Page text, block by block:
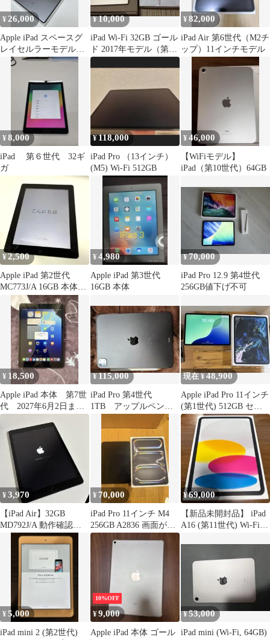
¥ 26,000
Apple iPad スペースグ
レイセルラーモデル￼➕
Apple Pencil
¥10,000
iPad Wi-Fi 32GB ゴール
ド 2017年モデル（第5
世代）
¥82,000
iPad Air 第6世代（M2チ
ップ）11インチモデル
¥8,000
iPad 第６世代 32ギ
ガ
¥118,000
iPad Pro （13インチ）
(M5) Wi-Fi 512GB
¥46,000
【WiFiモデル】
iPad（第10世代）64GB
¥2,500
Apple iPad 第2世代
MC773J/A 16GB 本体・
充電コード
¥4,980
Apple iPad 第3世代
16GB 本体
¥70,000
iPad Pro 12.9 第4世代
256GB値下げ不可
¥ 18,500
Apple iPad 本体 第7世
代 2027年6月2日まで
保証あり！
¥115,000
iPad Pro 第4世代
1TB アップルペンシ
現在 ¥48,900
Apple iPad Pro 11インチ
(第1世代) 512GB セル
ラー
¥3,970
【iPad Air】32GB
MD792J/A 動作確認済
み ケース付き
¥ 70,000
iPad Pro 11インチ M4
256GB A2836 画面が映
らない
¥69,000
【新品未開封品】 iPad
A16 (第11世代) Wi-Fiモ
¥5,000
iPad mini 2 (第2世代)
10%OFF
¥9,000
Apple iPad 本体 ゴール
¥53,000
iPad mini (Wi-Fi, 64GB)